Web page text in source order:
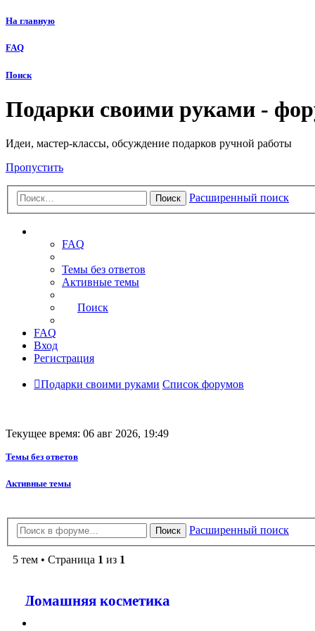
На главную
FAQ
Поиск
Подарки своими руками -
Идеи, мастер-классы, обсуждение подарков ручной работы
Пропустить
Поиск Расширенный поиск
FAQ
Темы без ответов
Активные темы
Поиск
FAQ
Вход
Регистрация
Подарки своими руками Список форумов
Текущее время: 06 авг 2026, 19:49
Темы без ответов
Активные темы
Поиск Расширенный поиск
5 тем • Страница 1 из 1
Домашняя косметика